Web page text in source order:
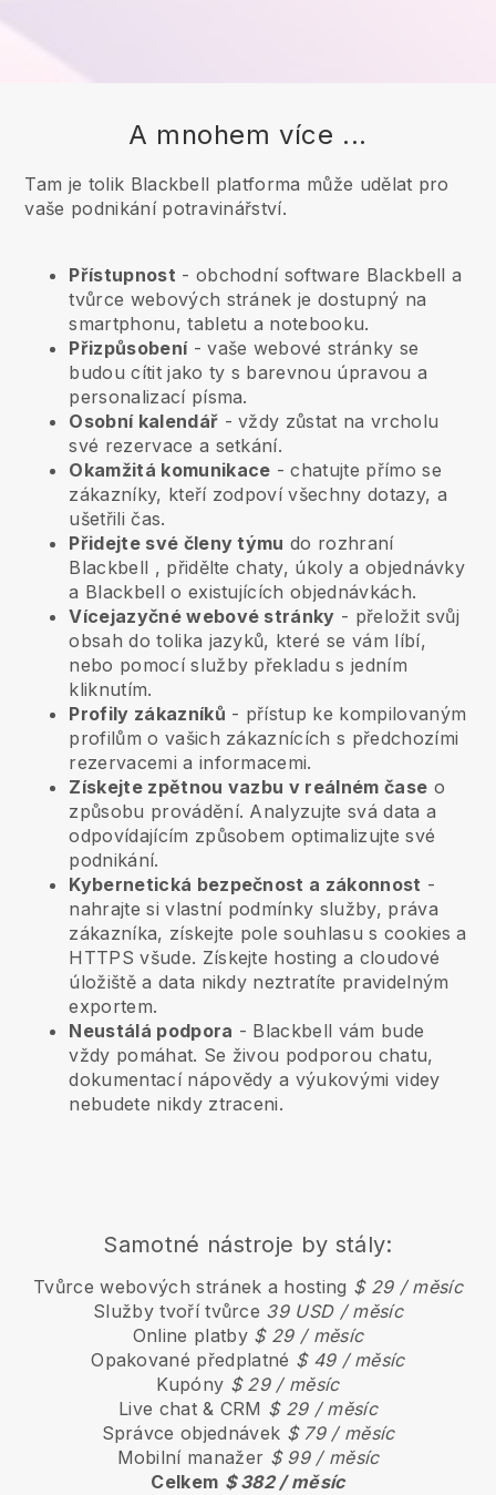
A mnohem více ...
Tam je tolik Blackbell platforma může udělat pro
vaše podnikání potravinářství.
Přístupnost - obchodní software Blackbell a
tvůrce webových stránek je dostupný na
smartphonu, tabletu a notebooku.
Přizpůsobení- vaše webové stránky se
budou cítit jako ty s barevnou úpravou a
personalizací písma.
Osobní kalendář - vždy zůstat na vrcholu
své rezervace a setkání.
Okamžitá komunikace - chatujte přímo se
zákazníky, kteří zodpoví všechny dotazy, a
ušetřili čas.
Přidejte své členy týmu do rozhraní
Blackbell , přidělte chaty, úkoly a objednávky
a Blackbell o existujících objednávkách.
Vícejazyčné webové stránky - přeložit svůj
obsah do tolika jazyků, které se vám líbí,
nebo pomocí služby překladu s jedním
kliknutím.
Profily zákazníků - přístup ke kompilovaným
profilům o vašich zákaznících s předchozími
rezervacemi a informacemi.
Získejte zpětnou vazbu v reálném čase o
způsobu provádění. Analyzujte svá data a
odpovídajícím způsobem optimalizujte své
podnikání.
Kybernetická bezpečnost a zákonnost -
nahrajte si vlastní podmínky služby, práva
zákazníka, získejte pole souhlasu s cookies a
HTTPS všude. Získejte hosting a cloudové
úložiště a data nikdy neztratíte pravidelným
exportem.
Neustálá podpora - Blackbell vám bude
vždy pomáhat. Se živou podporou chatu,
dokumentací nápovědy a výukovými videy
nebudete nikdy ztraceni.
Samotné nástroje by stály:
Tvůrce webových stránek a hosting $ 29 / měsíc
Služby tvoří tvůrce 39 USD / měsíc
Online platby $ 29 / měsíc
Opakované předplatné $ 49 / měsíc
Kupóny $ 29 / měsíc
Live chat & CRM $ 29 / měsíc
Správce objednávek $ 79 / měsíc
Mobilní manažer $ 99 / měsíc
Celkem $ 382 / měsíc